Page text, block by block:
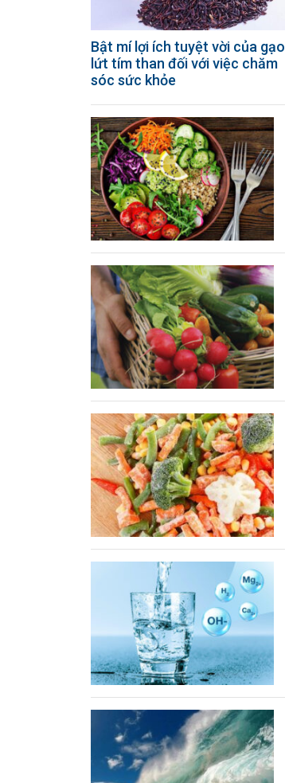
Bật mí lợi ích tuyệt vời của gạo
lứt tím than đối với việc chăm
sóc sức khỏe